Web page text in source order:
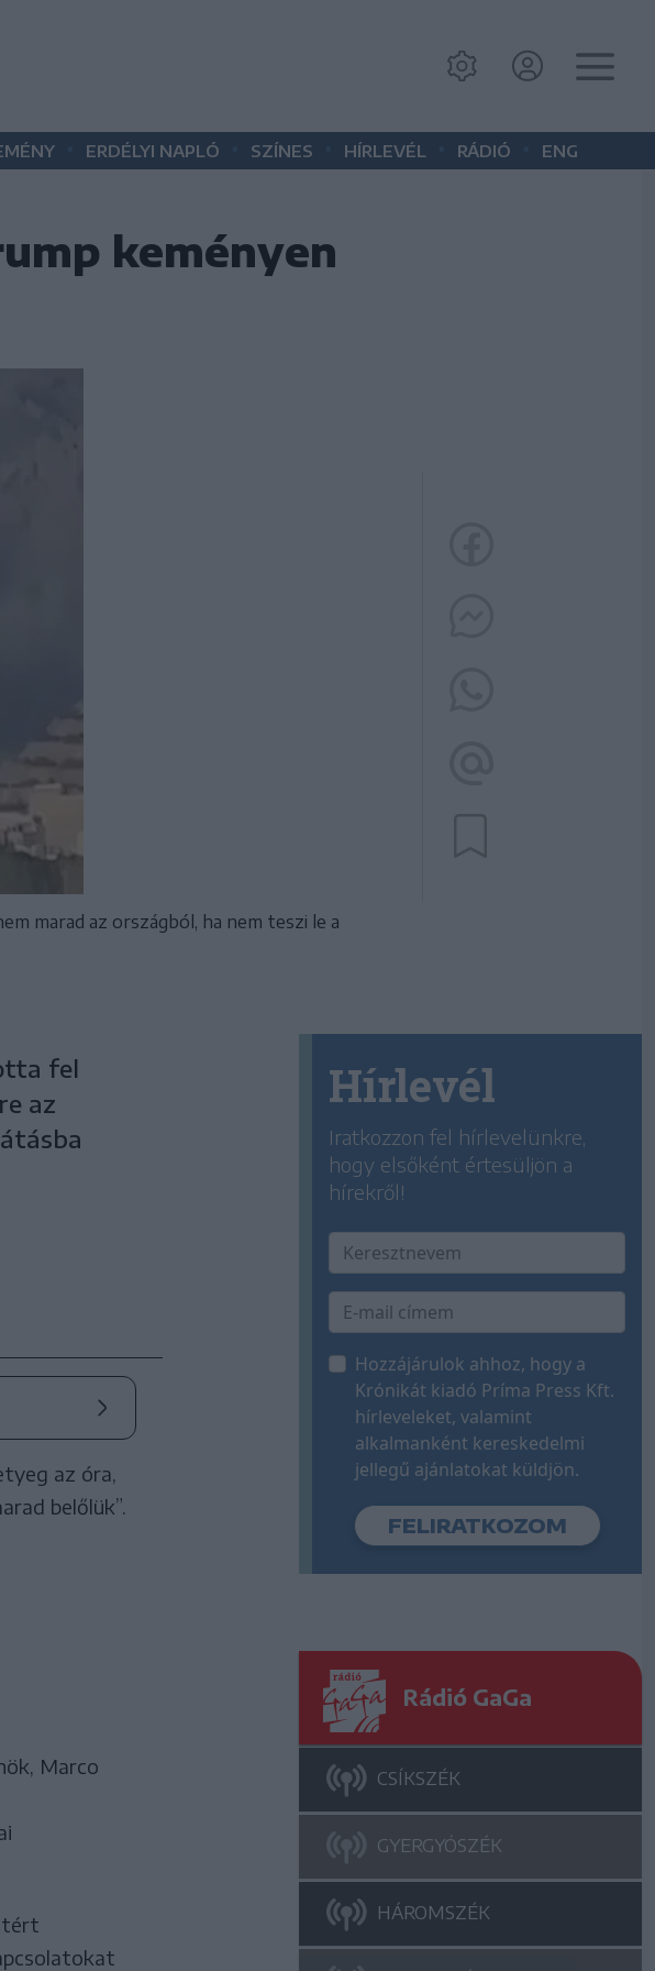
ERDÉLYI NAPLÓ SZÍNES HÍRLEVÉL RÁDIÓ ENG
keményen
marad az országból, ha nem teszi le a
fel
az
az óra,
belőlük”.
Marco
Hírlevél
Iratkozzon fel hírlevelünkre,
hogy elsőként értesüljön a
hírekről!
Hozzájárulok ahhoz, hogy a
Krónikát kiadó Príma Press Kft.
hírleveleket, valamint
alkalmanként kereskedelmi
jellegű ajánlatokat küldjön.
Rádió GaGa
CSÍKSZÉK
GYERGYÓSZÉK
HÁROMSZÉK